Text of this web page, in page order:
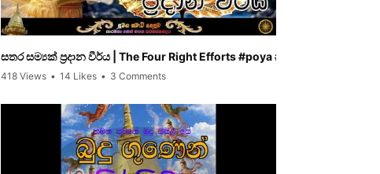
සතර සම්‍යක් ප්‍රදාන වීර්ය | The Four Right Efforts #poya #bana #bosath
418 Views • 14 Likes • 3 Comments